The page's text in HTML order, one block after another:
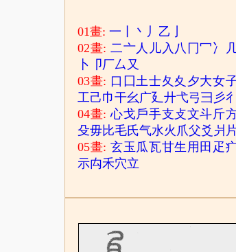
01畫:一 丶 丿 乙
02畫:二亠人 儿入 八 冂冖 冫
卜
卩厂厶 又
03畫: 口 囗土士夂 夊 夕大女
工己巾干幺 广廴廾弋弓彐 彡彳
04畫:心戈戶手支 攴文斗斤
殳毋比毛氏气水火 爪父爻 爿
05畫:玄玉 瓜瓦甘生 用 田 疋
示禸禾穴立